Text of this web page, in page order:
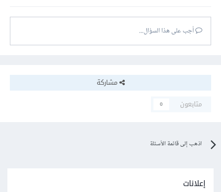
أجب على هذا السؤال...
مشاركة
متابعون
0
اذهب إلى قائمة الأسئلة
إعلانات